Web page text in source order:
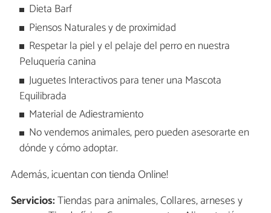
Dieta Barf
Piensos Naturales y de proximidad
Respetar la piel y el pelaje del perro en nuestra
Peluquería canina
Juguetes Interactivos para tener una Mascota
Equilibrada
Material de Adiestramiento
No vendemos animales, pero pueden asesorarte en
dónde y cómo adoptar.
Además, ¡cuentan con tienda Online!
Servicios:Tiendas para animales, Collares, arneses y